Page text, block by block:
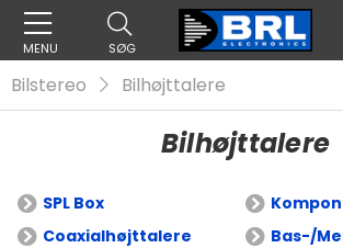
MENU SØG
Bilstereo Bilhøjttalere
Bilhøjttalere
SPL Box
Coaxialhøjttalere
Bas-/